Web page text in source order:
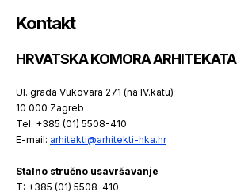
Kontakt
HRVATSKA KOMORA ARHITEKATA
Ul. grada Vukovara 271 (na IV.katu)
10 000 Zagreb
Tel: +385 (01) 5508-410
E-mail: arhitekti@arhitekti-hka.hr
Stalno stručno usavršavanje
T: +385 (01) 5508-410